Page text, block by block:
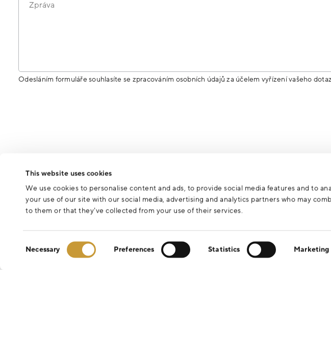
This website uses cookies
We use cookies to personalise content and ads, to provide social media features and to
your use of our site with our social media, advertising and analytics partners who may
to them or that they’ve collected from your use of their services.
Necessary Preferences Statistics Marketing
Zpráva
Odesláním formuláře souhlasíte se zpracováním osobních údajů za účelem vyřízení vašeho